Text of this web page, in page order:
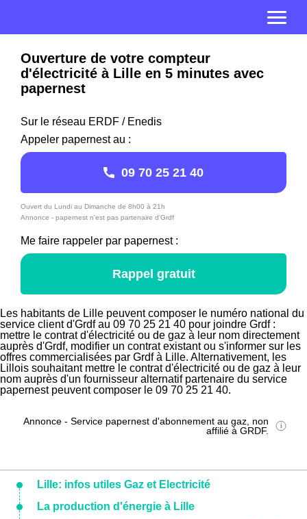
Ouverture de votre compteur
d'électricité à Lille en 5 minutes avec
papernest
Sur le réseau ERDF / Enedis
Appeler papernest au :
09 70 25 21 40
Ouvert du Lundi au Dimanche de 8h00 à 21h
Annonce - papernest n'est pas partenaire d'Grdf
Me faire rappeler par papernest :
Rappel gratuit
Les habitants de Lille peuvent composer le numéro national du
service client d'Grdf au 09 70 25 21 40 pour joindre Grdf :
mettre le contrat d'électricité ou de gaz à leur nom directement
auprès d'Grdf, modifier un contrat existant ou s'informer sur les
offres commercialisées par Grdf à Lille. Alternativement, les
Lillois souhaitant mettre le contrat d'électricité ou de gaz à leur
nom auprès d'un fournisseur alternatif partenaire du service
papernest peuvent composer le 09 70 25 21 40.
Annonce - Service papernest d'abonnement au gaz, non
affilié à GRDF.
Lille: infos utiles Gaz et Electricité
La production d'énergie à Lille